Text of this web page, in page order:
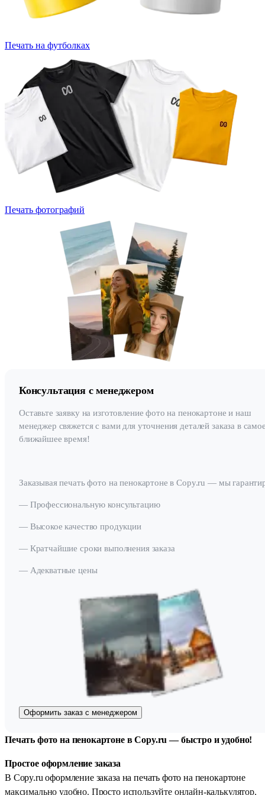
Печать на футболках
Печать фотографий
Консультация с менеджером
Оставьте заявку на изготовление фото на пенокартоне и наш
менеджер свяжется с вами для уточнения деталей заказа в
ближайшее время!
Заказывая печать фото на пенокартоне в Copy.ru — мы
— Профессиональную консультацию
— Высокое качество продукции
— Кратчайшие сроки выполнения заказа
— Адекватные цены
Оформить заказ с менеджером
Печать фото на пенокартоне в Copy.ru — быстро и удобно!
Простое оформление заказа
В Copy.ru оформление заказа на печать фото на пенокартоне
максимально удобно. Просто используйте онлайн-калькулятор,